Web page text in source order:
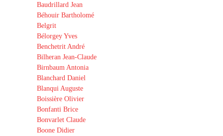
Baudrillard Jean
Béhouir Bartholomé
Belgrit
Bélorgey Yves
Benchetrit André
Bilheran Jean-Claude
Birnbaum Antonia
Blanchard Daniel
Blanqui Auguste
Boissière Olivier
Bonfanti Brice
Bonvarlet Claude
Boone Didier